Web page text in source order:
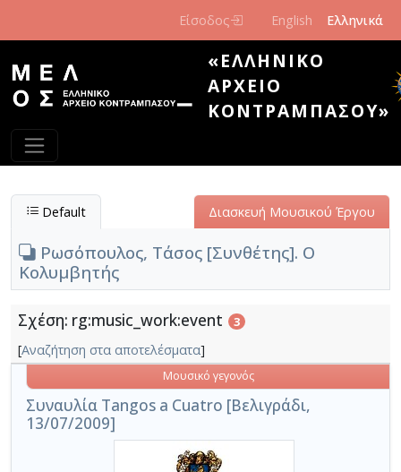
Είσοδος English Ελληνικά
«ΕΛΛΗΝΙΚΌ
ΑΡΧΕΊΟ
ΚΟΝΤΡΑΜΠΆΣΟΥ»
Default Διασκευή Μουσικού Έργου
Ρωσόπουλος, Τάσος [Συνθέτης]. Ο
Κολυμβητής
Σχέση: rg:music_work:event 3
[Αναζήτηση στα αποτελέσματα]
Συναυλία Tangos a Cuatro [Βελιγράδι,
13/07/2009]
Μουσικό γεγονός